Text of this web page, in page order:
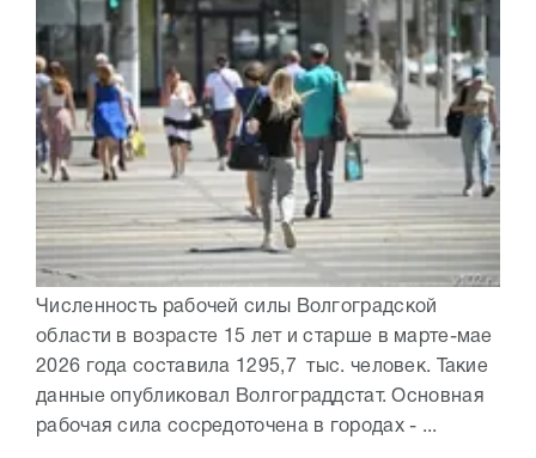
Численность рабочей силы Волгоградской
области в возрасте 15 лет и старше в марте-мае
2026 года составила 1295,7 тыс. человек. Такие
данные опубликовал Волгограддстат. Основная
рабочая сила сосредоточена в городах - ...